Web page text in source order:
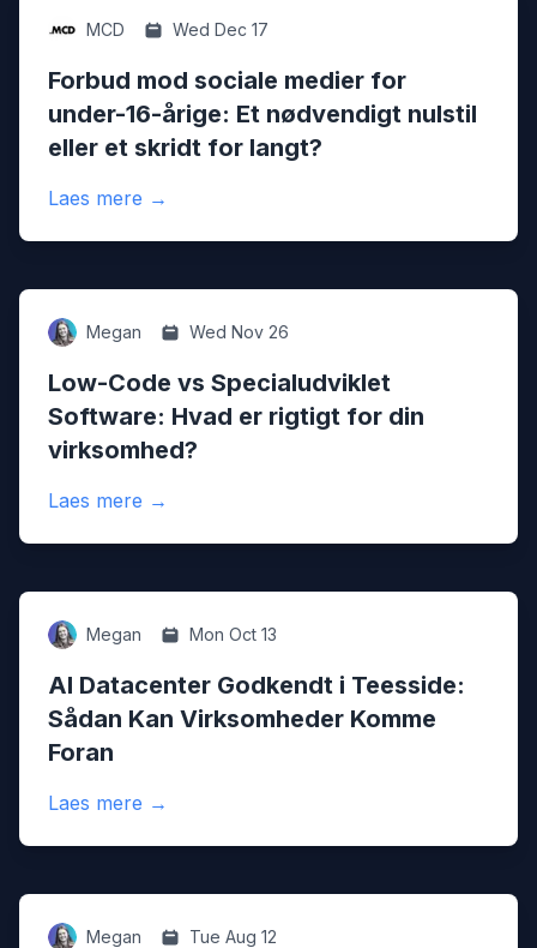
CultureMCD Wed Dec 17
Forbud mod sociale medier for
under-16-årige: Et nødvendigt nulstil
eller et skridt for langt?
Laes mere Forbud mod sociale medier for under-
→
DigitalMegan Wed Nov 26
Low-Code vs Specialudviklet
Software: Hvad er rigtigt for din
virksomhed?
Laes mere Low-Code vs Specialudviklet Software:
→
DigitalMegan Mon Oct 13
AI Datacenter Godkendt i Teesside:
Sådan Kan Virksomheder Komme
Foran
Laes mere AI Datacenter Godkendt i Teesside:
→
DigitalMegan Tue Aug 12